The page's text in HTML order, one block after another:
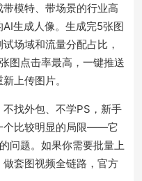
模特、带场景的行业高
生成人像。 生成完5张图
场域和流量分配占比，
图点击率最高，一键推送
上传图片。
找外包、不学PS，新手
个比较明显的局限——它
问题。如果你需要批量上
套图视频全链路，官方